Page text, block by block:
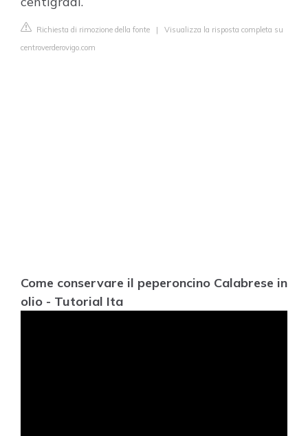
Richiesta di rimozione della fonte | Visualizza la risposta completa su
centroverderovigo.com
Come conservare il peperoncino Calabrese in
olio - Tutorial Ita